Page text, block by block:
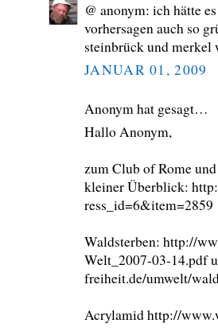
@ anonym: ich hätte
vorhersagen auch so
steinbrück und merkel
JANUAR 01, 2009
Anonym hat gesagt…
Hallo Anonym,
zum Club of Rome
kleiner Überblick:
ress_id=6&item=2859
Waldsterben: http://
Welt_2007-03-14.pdf
freiheit.de/umwelt/
Acrylamid http://